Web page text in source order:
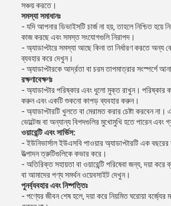
সঞ্চয় করতে।
সমস্যা সমাধানঃ
- যদি আপনার ডিভাইসটি চার্জ না হয়, তাহলে নিশ্চিত হয়ে
কাজ করছে এবং সমস্ত সংযোগগুলি নিরাপদ।
- অ্যাডাপ্টারে সমস্যা আছে কিনা তা নির্ধারণ করতে অন্য
ব্যবহার করে দেখুন।
- অ্যাডাপ্টারকে আর্দ্রতা বা চরম তাপমাত্রার সংস্পর্শে
রক্ষণাবেক্ষণঃ
- অ্যাডাপ্টার পরিষ্কার এবং ধুলো মুক্ত রাখুন। পরিষ্কার
করুন এবং একটি শুকনো কাপড় ব্যবহার করুন।
- অ্যাডাপ্টারটি খুলতে বা মেরামত করার চেষ্টা করবেন
ভোল্টেজ বা অন্যান্য বিপদগুলির মুখোমুখি হতে পারেন এবং
ওয়ারেন্টি এবং সার্ভিস:
- ইউনিভার্সাল ইউএসবি পাওয়ার অ্যাডাপ্টারটি এক বছরের
উত্পাদন ত্রুটিগুলিকে কভার করে।
- অতিরিক্ত সহায়তা বা ওয়ারেন্টি পরিষেবা জন্য, দয়া করে
বা আমাদের পণ্য সমর্থন ওয়েবসাইট দেখুন।
পুনর্ব্যবহার এবং নিষ্পত্তিঃ
- পণ্যের জীবন শেষ হলে, দয়া করে নিয়মিত ঘরোয়া বর্জ্যের